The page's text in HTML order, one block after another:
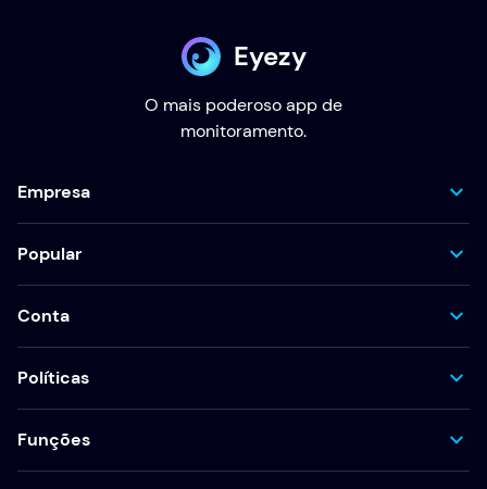
Eyezy
O mais poderoso app de
monitoramento.
Empresa
Popular
Conta
Políticas
Funções